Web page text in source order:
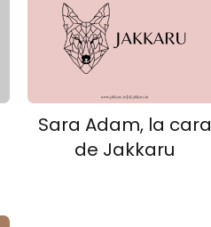
Sara Adam, la cara
de Jakkaru